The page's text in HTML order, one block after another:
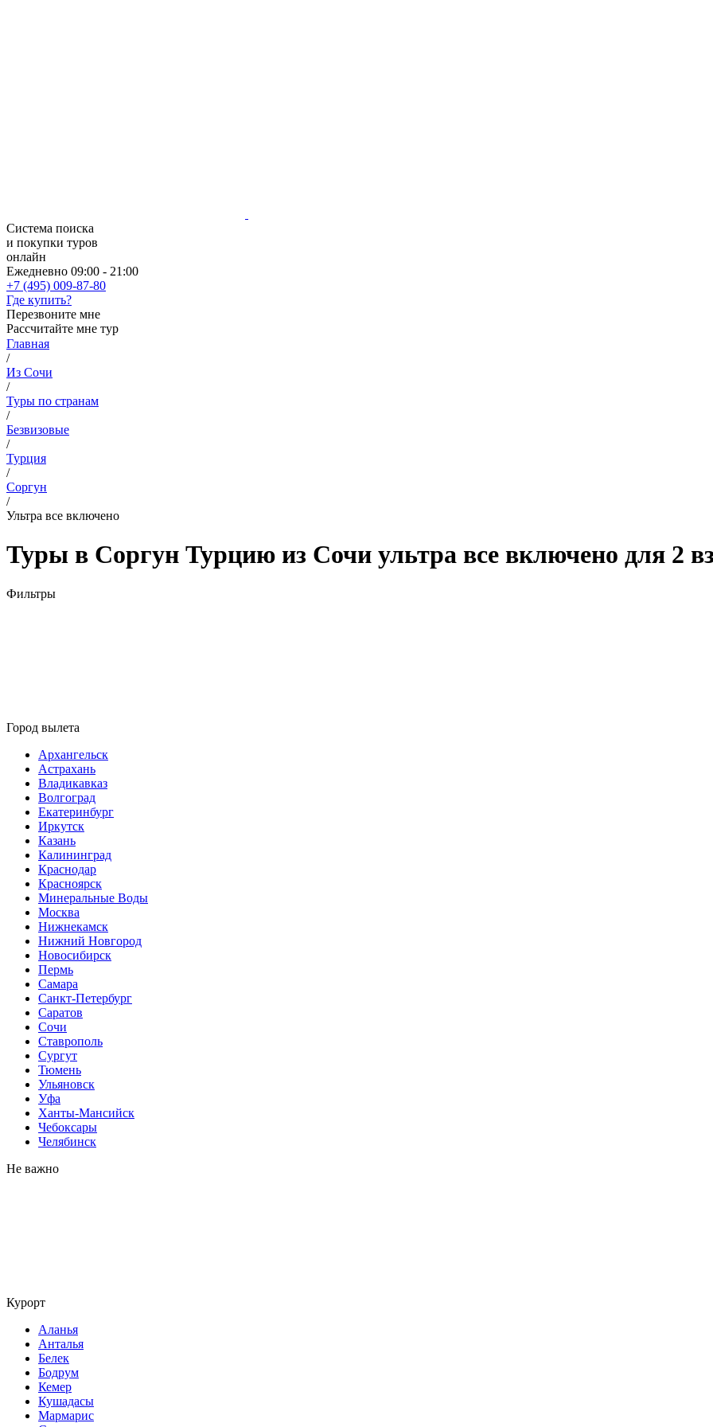
Система поиска
и покупки туров
онлайн
Ежедневно 09:00 - 21:00
+7 (495) 009-87-80
Где купить?
Перезвоните мне
Рассчитайте мне тур
Главная
/
Из Сочи
/
Туры по странам
/
Безвизовые
/
Турция
/
Соргун
/
Ультра все включено
Туры в Соргун Турцию из Сочи ультра все включено для 2
Фильтры
Город вылета
Архангельск
Астрахань
Владикавказ
Волгоград
Екатеринбург
Иркутск
Казань
Калининград
Краснодар
Красноярск
Минеральные Воды
Москва
Нижнекамск
Нижний Новгород
Новосибирск
Пермь
Самара
Санкт-Петербург
Саратов
Сочи
Ставрополь
Сургут
Тюмень
Ульяновск
Уфа
Ханты-Мансийск
Чебоксары
Челябинск
Не важно
Курорт
Аланья
Анталья
Белек
Бодрум
Кемер
Кушадасы
Мармарис